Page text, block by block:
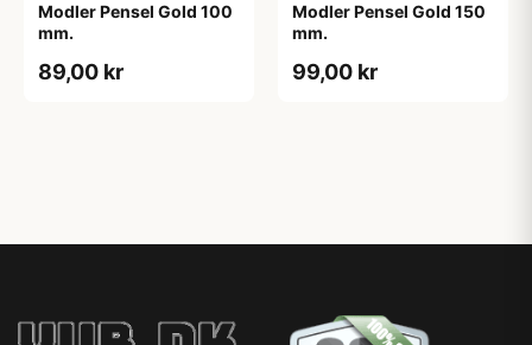
Modler Pensel Gold 100
mm.
89,00 kr
Modler Pensel Gold 150
mm.
99,00 kr